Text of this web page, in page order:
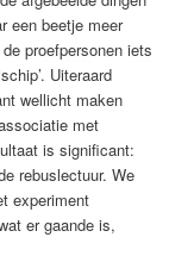
een beetje meer
proefpersonen iets
Uiteraard
wellicht ­maken
met
is significant:
rebuslectuur. We
­experiment
er gaande is,